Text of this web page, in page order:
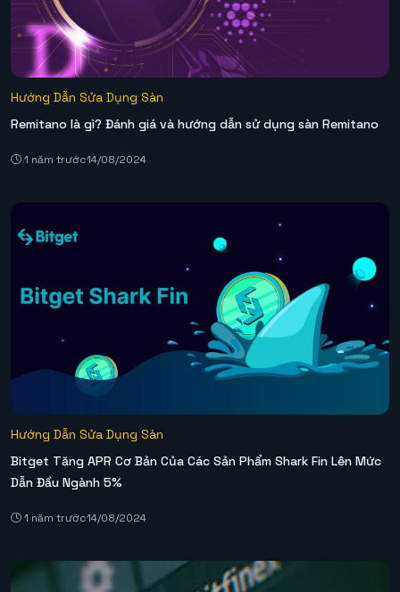
Hướng Dẫn Sửa Dụng Sàn
Remitano là gì? Đánh giá và hướng dẫn sử dụng sàn Remitano
1 năm trước14/08/2024
Hướng Dẫn Sửa Dụng Sàn
Bitget Tăng APR Cơ Bản Của Các Sản Phẩm Shark Fin Lên Mức
Dẫn Đầu Ngành 5%
1 năm trước14/08/2024